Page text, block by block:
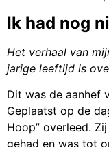
Ik had nog
Het verhaal van
jarige leeftijd is
Dit was de aanhef
Geplaatst op de
Hoop” overleed.
gehad en was tot